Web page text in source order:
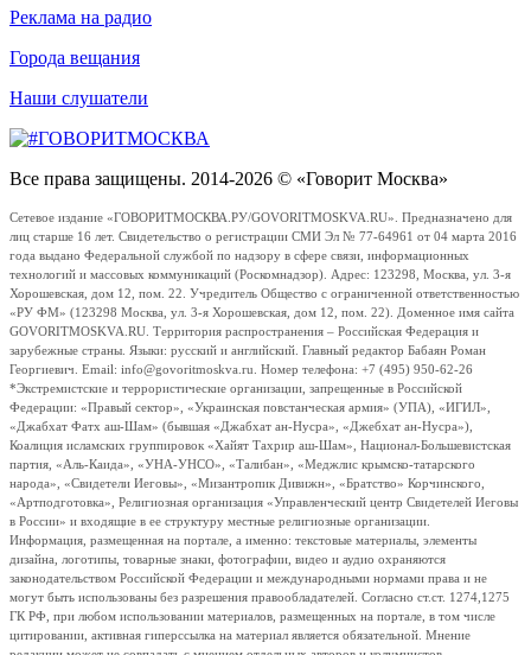
Реклама на радио
Города вещания
Наши слушатели
Все права защищены. 2014-2026 © «Говорит Москва»
Сетевое издание «ГОВОРИТМОСКВА.РУ/GOVORITMOSKVA.RU». Предназначено для
лиц старше 16 лет. Свидетельство о регистрации СМИ Эл № 77-64961 от 04 марта 2016
года выдано Федеральной службой по надзору в сфере связи, информационных
технологий и массовых коммуникаций (Роскомнадзор). Адрес: 123298, Москва, ул. 3-я
Хорошевская, дом 12, пом. 22. Учредитель Общество с ограниченной ответственностью
«РУ ФМ» (123298 Москва, ул. 3-я Хорошевская, дом 12, пом. 22). Доменное имя сайта
GOVORITMOSKVA.RU. Территория распространения – Российская Федерация и
зарубежные страны. Языки: русский и английский. Главный редактор Бабаян Роман
Георгиевич. Email: info@govoritmoskva.ru. Номер телефона: +7 (495) 950-62-26
*Экстремистские и террористические организации, запрещенные в Российской
Федерации: «Правый сектор», «Украинская повстанческая армия» (УПА), «ИГИЛ»,
«Джабхат Фатх аш-Шам» (бывшая «Джабхат ан-Нусра», «Джебхат ан-Нусра»),
Коалиция исламских группировок «Хайят Тахрир аш-Шам», Национал-Большевистская
партия, «Аль-Каида», «УНА-УНСО», «Талибан», «Меджлис крымско-татарского
народа», «Свидетели Иеговы», «Мизантропик Дивижн», «Братство» Корчинского,
«Артподготовка», Религиозная организация «Управленческий центр Свидетелей Иеговы
в России» и входящие в ее структуру местные религиозные организации.
Информация, размещенная на портале, а именно: текстовые материалы, элементы
дизайна, логотипы, товарные знаки, фотографии, видео и аудио охраняются
законодательством Российской Федерации и международными нормами права и не
могут быть использованы без разрешения правообладателей. Согласно ст.ст. 1274,1275
ГК РФ, при любом использовании материалов, размещенных на портале, в том числе
цитировании, активная гиперссылка на материал является обязательной. Мнение